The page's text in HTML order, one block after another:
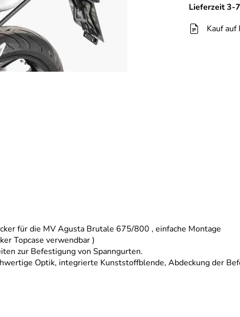
Lieferzeit 3-
Kauf auf
für die MV Agusta Brutale 675/800 , einfache Montage
Topcase verwendbar )
zur Befestigung von Spanngurten.
Optik, integrierte Kunststoffblende, Abdeckung der